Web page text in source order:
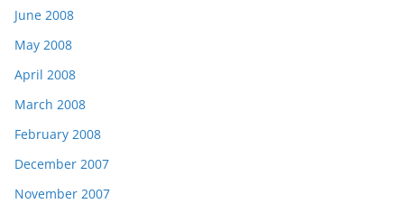
June 2008
May 2008
April 2008
March 2008
February 2008
December 2007
November 2007